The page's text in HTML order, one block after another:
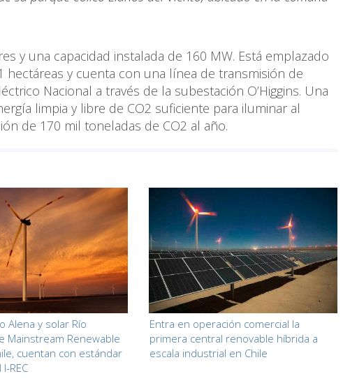
y una capacidad instalada de 160 MW. Está emplazado
hectáreas y cuenta con una línea de transmisión de
Nacional a través de la subestación O’Higgins. Una
limpia y libre de CO2 suficiente para iluminar al
de 170 mil toneladas de CO2 al año.
Alena y solar Río
Mainstream Renewable
cuentan con estándar
REC
Entra en operación comercial la
primera central renovable híbrida a
escala industrial en Chile